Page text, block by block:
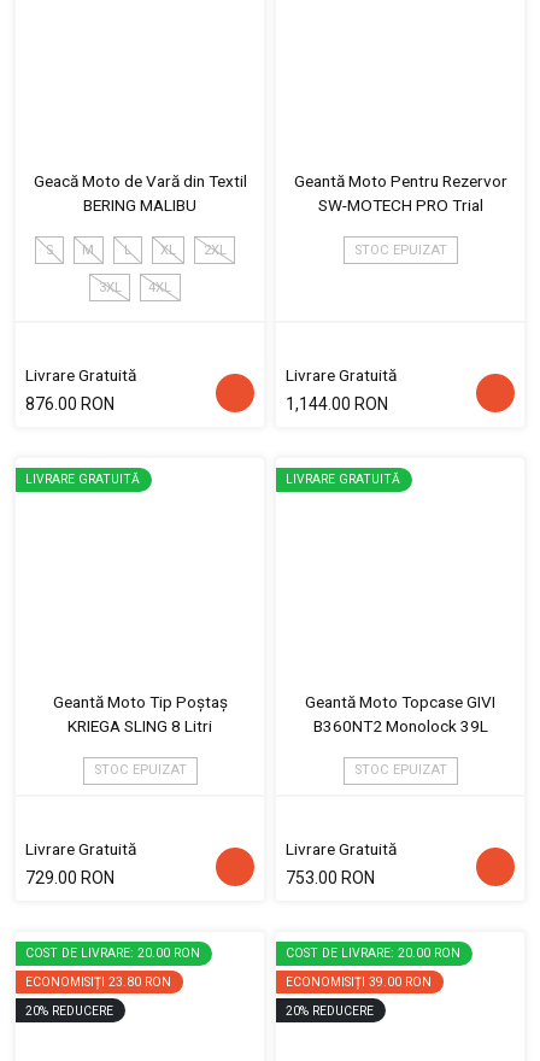
Geacă Moto de Vară din Textil
BERING MALIBU
S M L XL 2XL
3XL 4XL
Livrare Gratuită
876.00 RON
Geantă Moto Pentru Rezervor
SW-MOTECH PRO Trial
STOC EPUIZAT
Livrare Gratuită
1,144.00 RON
LIVRARE GRATUITĂ
Geantă Moto Tip Poștaș
KRIEGA SLING 8 Litri
STOC EPUIZAT
Livrare Gratuită
729.00 RON
LIVRARE GRATUITĂ
Geantă Moto Topcase GIVI
B360NT2 Monolock 39L
STOC EPUIZAT
Livrare Gratuită
753.00 RON
COST DE LIVRARE: 20.00 RON
ECONOMISIȚI 23.80 RON
20% REDUCERE
COST DE LIVRARE: 20.00 RON
ECONOMISIȚI 39.00 RON
20% REDUCERE